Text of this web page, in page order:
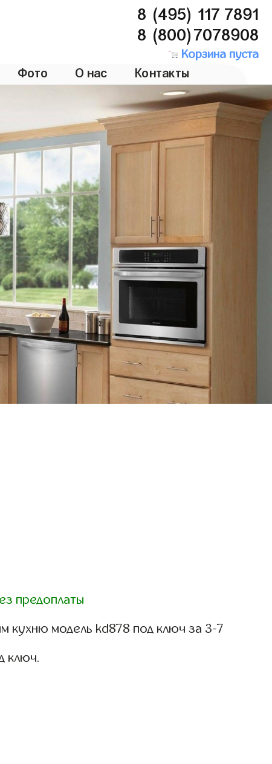
8 (495) 117 7891
8 (800)7078908
Корзина пуста
Фото О нас Контакты
предоплаты
кухню модель kd878 под ключ за 3-7
ключ.